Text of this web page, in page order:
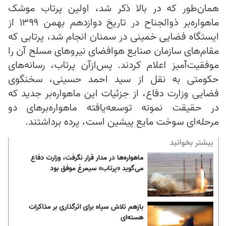
همان‌طور که در بالا ذکر شد، اولین پرتاب موشک
ماهواره‌بر ذوالجناح در تاریخ دوازدهم بهمن ۱۳۹۹ از
ایستگاه فضایی خمینی در سمنان انجام شد، پرتابی که
مقام‌های سازمان صنایع هوافضای نیروهای مسلح آن را
موفقیت‌آمیز اعلام کردند. پس‌ازآن پرتاب، رسانه‌های
حکومتی به نقل از سید احمد حسینی، سخنگوی
فضایی وزارت دفاع، از جزئیات این ماهواره‌بر جدید که
در حقیقت نمونه توسعه‌یافته ماهواره‌برهای دو
مرحله‌ای سوخت مایع پیشین است، پرده برداشتند.
بیشتر بخوانید
ماهواره‌ها در مدار قرار نگرفت، وزارت دفاع
می‌گوید «پرتاب» سیمرغ موفق بود
بازهم تلاش سپاه برای اثرگذاری بر مذاکرات
هسته‌ای